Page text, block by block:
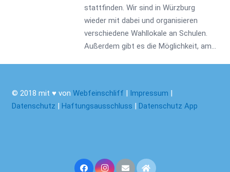
stattfinden. Wir sind in Würzburg
wieder mit dabei und organisieren
verschiedene Wahllokale an Schulen.
Außerdem gibt es die Möglichkeit, am…
© 2018 mit ♥ von Webfeinschliff | Impressum |
Datenschutz | Haftungsausschluss | Datenschutz App